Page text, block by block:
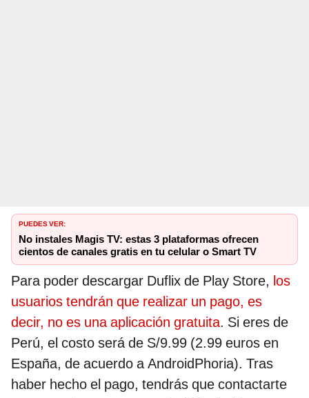
PUEDES VER:
No instales Magis TV: estas 3 plataformas ofrecen
cientos de canales gratis en tu celular o Smart TV
Para poder descargar Duflix de Play Store, los
usuarios tendrán que realizar un pago, es
decir, no es una aplicación gratuita. Si eres de
Perú, el costo será de S/9.99 (2.99 euros en
España, de acuerdo a AndroidPhoria). Tras
haber hecho el pago, tendrás que contactarte